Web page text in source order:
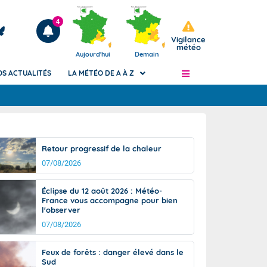
Articles
4
Aujourd'hui Demain
Vigilance
météo
de
Phénomènes dangereux de J+2 à J+7
Avertissement pluies intenses à l'échelle
des communes (Apic)
Bulletins Marine
Bulletins d'estimation du risque
d'avalanche
Météo des forêts
Vigicrues
ACTUALITÉS LA MÉTÉO DE A À Z
Retour progressif de la chaleur
07/08/2026
Éclipse du 12 août 2026 : Météo-
France vous accompagne pour bien
l'observer
07/08/2026
Feux de forêts : danger élevé dans le
Sud